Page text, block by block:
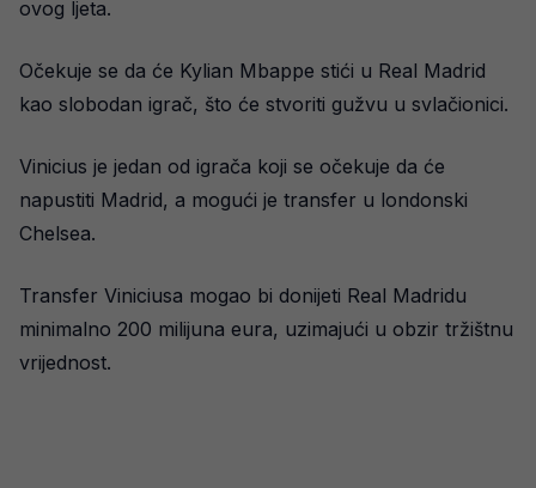
ovog ljeta.
Očekuje se da će Kylian Mbappe stići u Real Madrid
kao slobodan igrač, što će stvoriti gužvu u svlačionici.
Vinicius je jedan od igrača koji se očekuje da će
napustiti Madrid, a mogući je transfer u londonski
Chelsea.
Transfer Viniciusa mogao bi donijeti Real Madridu
minimalno 200 milijuna eura, uzimajući u obzir tržištnu
vrijednost.